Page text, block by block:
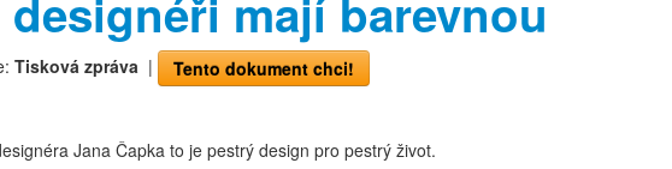
mají barevnou
Tisková zpráva | Tento dokument chci!
Jana Čapka to je pestrý design pro pestrý život.